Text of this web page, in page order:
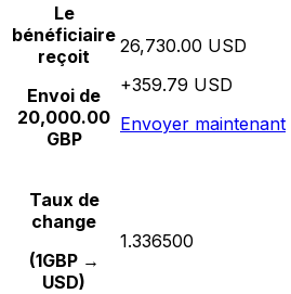
Le
bénéficiaire
reçoit
Envoi de
20,000.00
GBP
26,730.00 USD
+359.79 USD
Envoyer maintenant
Taux de
change
(1GBP →
USD)
1.336500